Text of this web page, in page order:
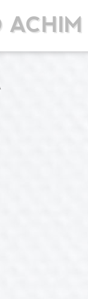
ACHIM